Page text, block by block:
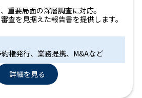
重要局面の深層調査に対応。
査を見据えた報告書を提供します。
権発行、業務提携、M&Aなど
詳細を見る